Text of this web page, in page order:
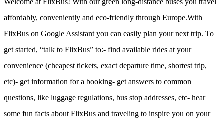
Welcome at FlixBus! With our green long-distance buses you travel
affordably, conveniently and eco-friendly through Europe.With
FlixBus on Google Assistant you can easily plan your next trip. To
get started, “talk to FlixBus” to:- find available rides at your
convenience (cheapest tickets, exact departure time, shortest trip,
etc)- get information for a booking- get answers to common
questions, like luggage regulations, bus stop addresses, etc- hear
some fun facts about FlixBus and traveling to inspire you on your